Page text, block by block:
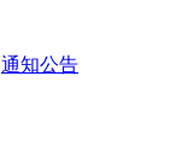
通知公告